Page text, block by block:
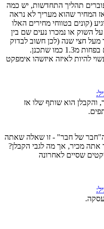
תהליך התחדשות, יש כמה
המחיר שהוא מעריך לא נראה
(קונים בטווחי מחירים האלו
השוק או נמכרו נעים שם בין
מעל חצי שנה (לכן חשוב לבדוק
כמו שתכנן.
להיות לאיזה איזשהו אימפקט
והקבלן הוא שותף שלו אז
ה"חבר של חבר" - זו שאלה שאתה
מכיר, אך מה לגבי הקבלן?
שסיים לאחרונה